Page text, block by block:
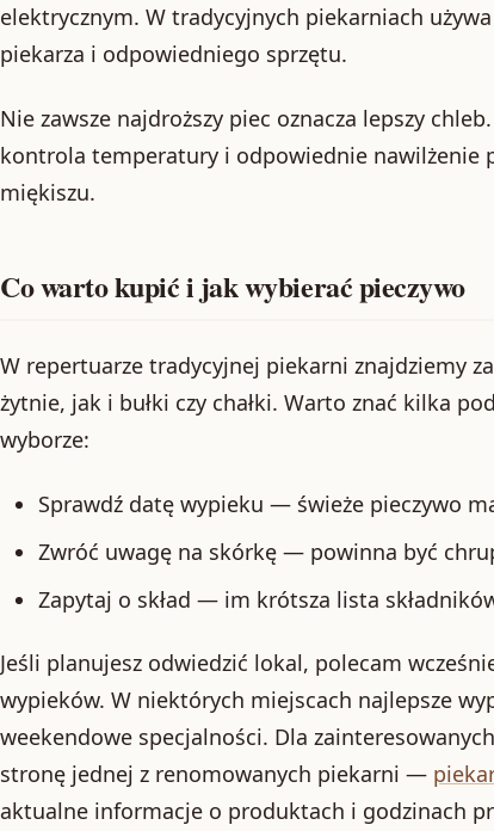
elektrycznym. W tradycyjnych piekarniach
piekarza i odpowiedniego sprzętu.
Nie zawsze najdroższy piec oznacza lepszy
kontrola temperatury i odpowiednie nawilżenie
miękiszu.
Co warto kupić i jak wybierać pieczywo
W repertuarze tradycyjnej piekarni znajdziemy
żytnie, jak i bułki czy chałki. Warto znać kilka
wyborze:
Sprawdź datę wypieku — świeże pieczywo
Zwróć uwagę na skórkę — powinna być
Zapytaj o skład — im krótsza lista
Jeśli planujesz odwiedzić lokal, polecam
wypieków. W niektórych miejscach najlepsze
weekendowe specjalności. Dla
stronę jednej z renomowanych piekarni —
aktualne informacje o produktach i godzinach